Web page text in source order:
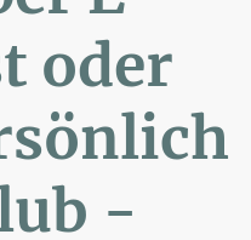
oder
-